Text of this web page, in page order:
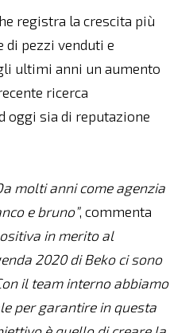
registra la crescita più
di pezzi venduti e
ultimi anni un aumento
ricerca
oggi sia di reputazione
molti anni come agenzia
e bruno”, commenta
in merito al
2020 di Beko ci sono
il team interno abbiamo
per garantire in questa